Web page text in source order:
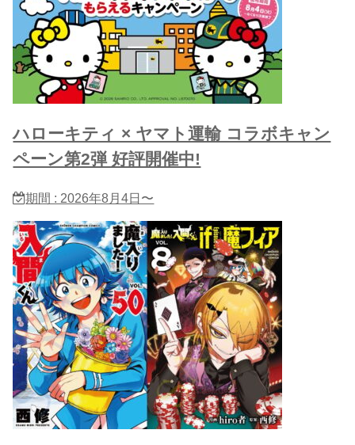
ハローキティ × ヤマト運輸 コラボキャン
ペーン第2弾 好評開催中!
期間 : 2026年8月4日〜